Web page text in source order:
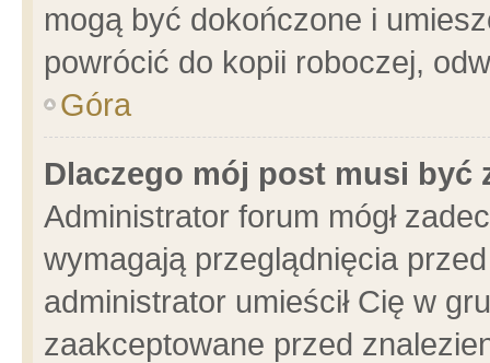
mogą być dokończone i
powrócić do kopii roboczej,
Góra
Dlaczego mój post musi być
Administrator forum mógł
wymagają przeglądnięcia
administrator umieścił Cię w
zaakceptowane przed